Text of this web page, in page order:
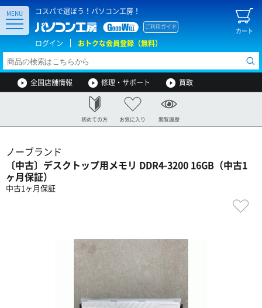
コスパで選ぼう！パソコン工房！
カート
ご利用ガイド
ログイン おトクな会員登録（無料）
MENU
全国店舗情報 修理・サポート 買取
初めての方 お気に入り 閲覧履歴
ノーブランド
〔中古〕デスクトップ用メモリ DDR4-3200 16GB（中古1
ヶ月保証）
中古1ヶ月保証